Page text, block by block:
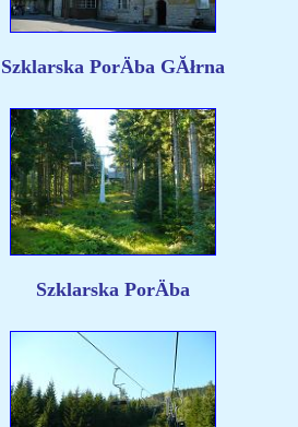
Szklarska PorÄba GĂłrna
Szklarska PorÄba